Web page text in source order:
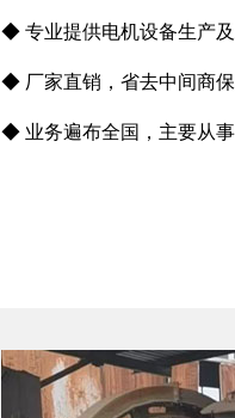
◆ 专业提供电机设备生产及
◆ 厂家直销，省去中间商保
◆ 业务遍布全国，主要从